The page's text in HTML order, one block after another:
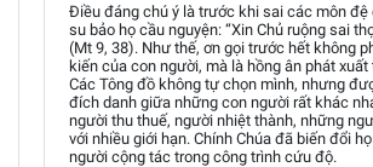
Điều đáng chú ý là trước khi sai các môn đệ
su bảo họ cầu nguyện: “Xin Chủ ruộng sai
(Mt 9, 38). Như thế, ơn gọi trước hết không
kiến của con người, mà là hồng ân phát xuất
Các Tông đồ không tự chọn mình, nhưng
đích danh giữa những con người rất khác
người thu thuế, người nhiệt thành, những
với nhiều giới hạn. Chính Chúa đã biến đổi
người cộng tác trong công trình cứu độ.